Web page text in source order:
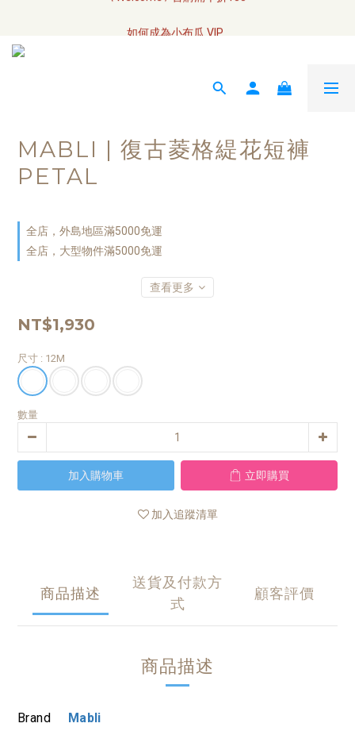
如何成為小布瓜 VIP
MABLI | 復古菱格緹花短褲
PETAL
全店，外島地區滿5000免運
全店，大型物件滿5000免運
查看更多
NT$1,930
尺寸 : 12M
數量
加入購物車 立即購買
加入追蹤清單
商品描述
送貨及付款方
式
顧客評價
商品描述
Brand Mabli